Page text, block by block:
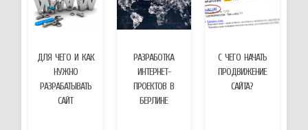
ДЛЯ ЧЕГО И КАК
НУЖНО
РАЗРАБАТЫВАТЬ
САЙТ
РАЗРАБОТКА
ИНТЕРНЕТ-
ПРОЕКТОВ В
БЕРЛИНЕ
С ЧЕГО НАЧАТЬ
ПРОДВИЖЕНИЕ
САЙТА?